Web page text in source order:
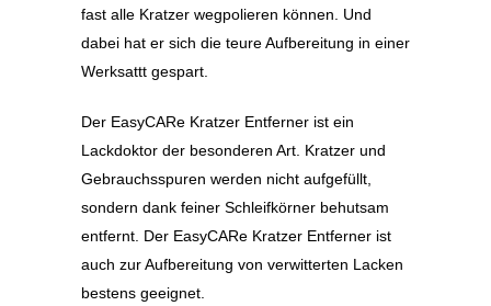
fast alle Kratzer wegpolieren können. Und
dabei hat er sich die teure Aufbereitung in einer
Werksattt gespart.
Der EasyCARe Kratzer Entferner ist ein
Lackdoktor der besonderen Art. Kratzer und
Gebrauchsspuren werden nicht aufgefüllt,
sondern dank feiner Schleifkörner behutsam
entfernt. Der EasyCARe Kratzer Entferner ist
auch zur Aufbereitung von verwitterten Lacken
bestens geeignet.